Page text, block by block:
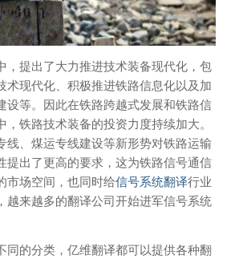
，提出了大力推进技术装备现代化，包
术现代化、积极推进铁路信息化以及加
设等。因此在铁路跨越式发展和铁路信
，铁路技术装备的投资力度持续加大。
线、煤运专线建设等新形势对铁路运输
提出了更高的要求，这为铁路信号通信
市场空间，也同时给信号系统翻译行业
越来越多的翻译公司开始进军信号系统
同的分类，亿维翻译都可以提供各种翻